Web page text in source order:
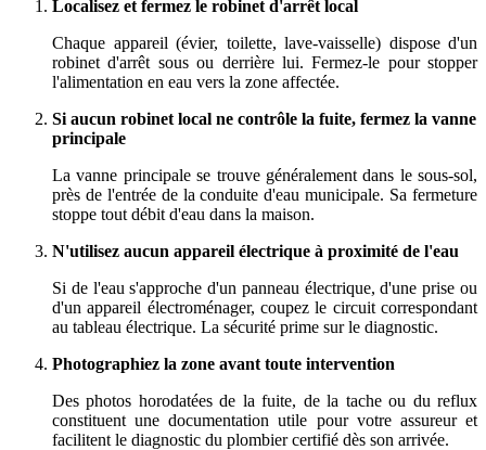
Localisez et fermez le robinet d'arrêt local
Chaque appareil (évier, toilette, lave-vaisselle) dispose d'un
robinet d'arrêt sous ou derrière lui. Fermez-le pour stopper
l'alimentation en eau vers la zone affectée.
Si aucun robinet local ne contrôle la fuite, fermez la vanne
principale
La vanne principale se trouve généralement dans le sous-sol,
près de l'entrée de la conduite d'eau municipale. Sa fermeture
stoppe tout débit d'eau dans la maison.
N'utilisez aucun appareil électrique à proximité de l'eau
Si de l'eau s'approche d'un panneau électrique, d'une prise ou
d'un appareil électroménager, coupez le circuit correspondant
au tableau électrique. La sécurité prime sur le diagnostic.
Photographiez la zone avant toute intervention
Des photos horodatées de la fuite, de la tache ou du reflux
constituent une documentation utile pour votre assureur et
facilitent le diagnostic du plombier certifié dès son arrivée.